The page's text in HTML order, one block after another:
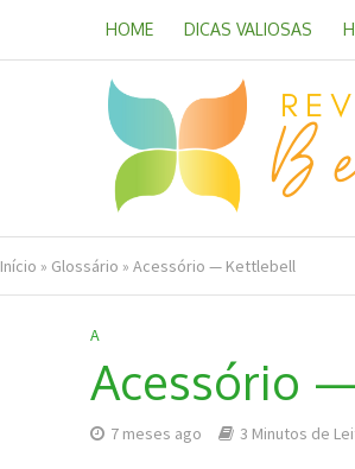
HOME DICAS VALIOSAS
Início » Glossário » Acessório — Kettlebell
A
Acessório
7 meses ago 3 Minutos de